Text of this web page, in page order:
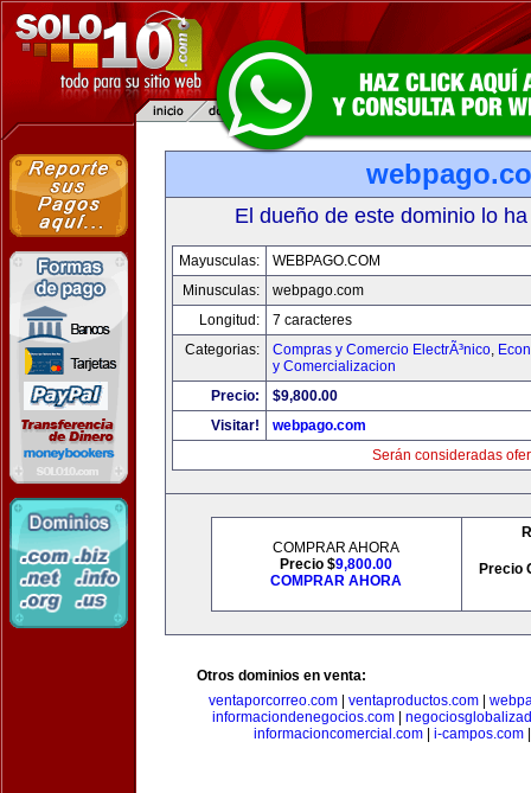
El dueño de este dominio lo
Mayusculas:
WEBPAGO.COM
Minusculas:
webpago.com
Longitud:
7 caracteres
Categorias:
Compras y Comercio ElectrÃ³nico,
y Comercializacion
Precio:
$9,800.00
Visitar!
webpago.com
Serán consideradas
COMPRAR AHORA
Precio $9,800.00
COMPRAR AHORA
Precio
Otros dominios en venta:
ventaporcorreo.com
ventaproductos.com
informaciondenegocios.com|
informacioncomercial.com| i-campos.com